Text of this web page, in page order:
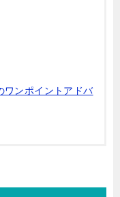
ワンポイントアドバ